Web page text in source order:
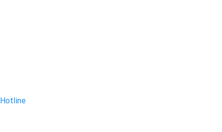
Hotline